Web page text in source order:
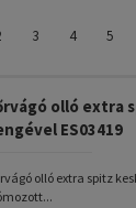
3 4 5
olló extra
ES03419
olló extra spitz